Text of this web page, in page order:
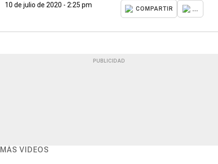
10 de julio de 2020 - 2:25 pm
COMPARTIR ...
PUBLICIDAD
MÁS VIDEOS